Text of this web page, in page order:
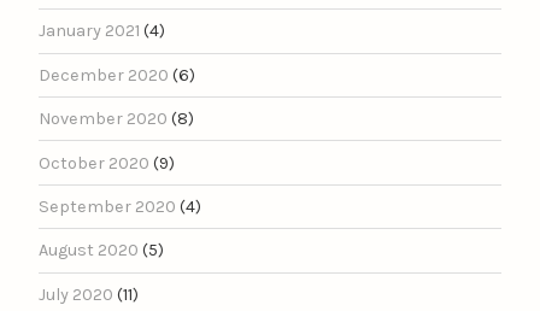
January 2021 (4)
December 2020 (6)
November 2020 (8)
October 2020 (9)
September 2020 (4)
August 2020 (5)
July 2020 (11)